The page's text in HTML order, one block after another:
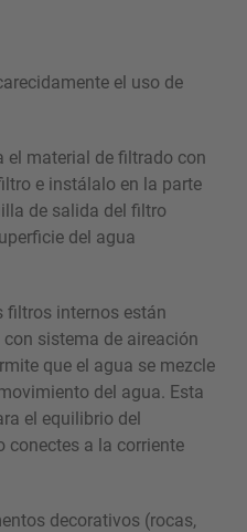
el uso de
el material de filtrado con
e instálalo en la parte
de salida del filtro
del agua
filtros internos están
sistema de aireación
que el agua se mezcle
del agua. Esta
el equilibrio del
conectes a la corriente
decorativos (rocas,